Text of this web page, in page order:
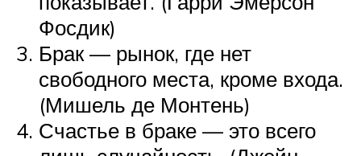
Фосдик)
Брак — рынок, где нет
свободного места, кроме входа.
(Мишель де Монтень)
Счастье в браке — это всего